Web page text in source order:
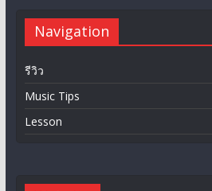
Navigation
รีวิว
Music Tips
Lesson